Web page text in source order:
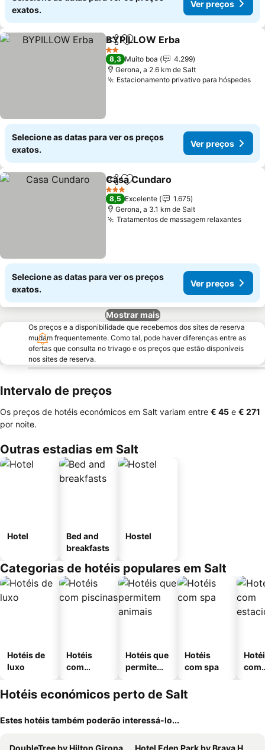
exatos.
Ver preços
PartilharAdicionar aos favoritos
BYPILLOW Erba
2 Estrelas
8,3 Muito boa
4.299
Gerona, a 2.6 km de Salt
Estacionamento privativo para hóspedes
Selecione as datas para ver os preços
exatos.
Ver preços
PartilharAdicionar aos favoritos
Casa Cundaro
3 Estrelas
8,5 Excelente
1.675
Gerona, a 3.1 km de Salt
Tratamentos de massagem relaxantesVer
Selecione as datas para ver os preços
exatos.
Ver preços
Mostrar mais
Os preços e a disponibilidade que recebemos dos sites de reserva
mudam frequentemente. Como tal, pode haver diferenças entre as
ofertas que consulta no trivago e os preços que estão disponíveis
nos sites de reserva.
Intervalo de preços
Os preços de hotéis económicos em Salt variam entre ‎€ 45 e ‎€ 271
por noite.
Outras estadias em Salt
Hotel
Bed and
breakfasts
Hostel
Categorias de hotéis populares em Salt
Hotéis de
luxo
Hotéis
com
Hotéis que
permitem
Hotéis
com spa
com
Hotéis económicos perto de Salt
Estes hotéis também poderão interessá-lo...
DoubleTree by Hilton Girona
Hotel Eden Park by Brava Hoteles